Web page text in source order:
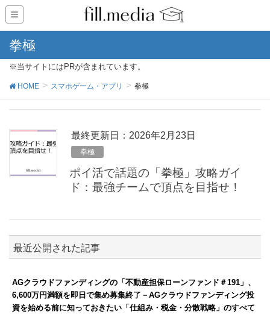
拳極
※当サイトにはPRが含まれています。
HOME スマホゲーム・アプリ 拳極
最終更新日：2026年2月23日
拳極
ポイ活で話題の「拳極」攻略ガイ
ド：最強チームで頂点を目指せ！
最近公開された記事
AGクラウドファンディングの「不動産担保ローンファンド＃191」、
6,600万円満額を即日で集め募集終了－AGクラウドファンディング投
資を始める前に知っておきたい「仕組み・税金・分散戦略」のすべて